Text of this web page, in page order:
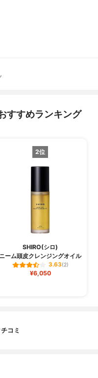
すすめランキング
2位
SHIRO(シロ)
ニーム頭皮クレンジングオイル
3.63(2)
¥6,050
コミ